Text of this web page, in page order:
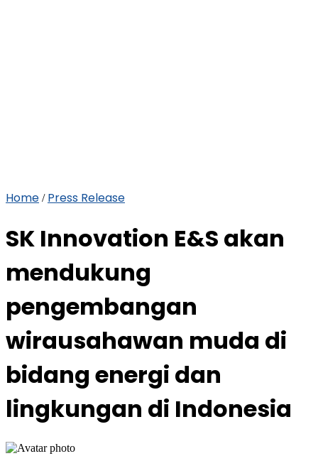
Home / Press Release
SK Innovation E&S akan
mendukung
pengembangan
wirausahawan muda di
bidang energi dan
lingkungan di Indonesia